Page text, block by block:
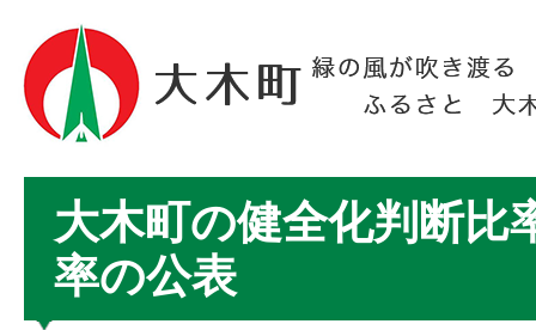
大木町の健全化判断比
率の公表